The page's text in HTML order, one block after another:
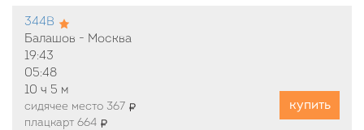
344В
Балашов - Москва
19:43
05:48
10 ч 5 м
сидячее место 367
плацкарт 664
купить